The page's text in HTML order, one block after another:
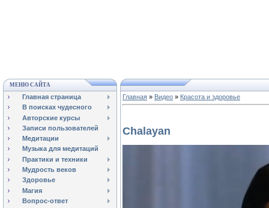
МЕНЮ САЙТА
Главная страница
В поисках чудесного
Авторские курсы
Записи пользователей
Медитации
Музыка для медитаций
Практики и техники
Мудрость веков
Здоровье
Магия
Вопрос-ответ
Главная » Видео » Красота и здоровье
Chalayan